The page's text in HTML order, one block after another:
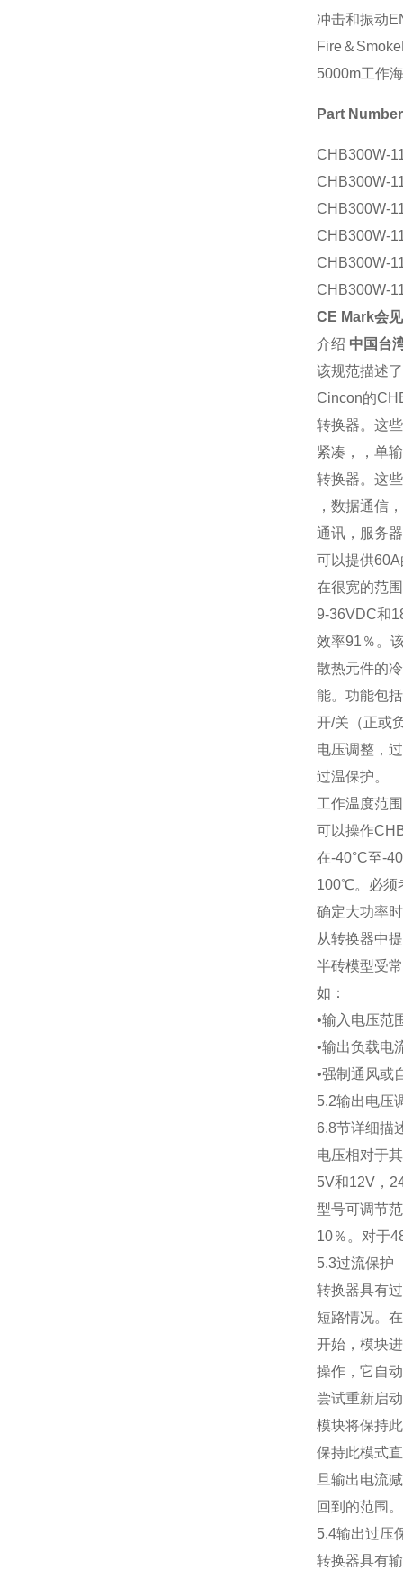
冲击和振动
Fire＆ Smoke
5000m工作
Part Number
CHB300W-
CHB300W-
CHB300W-
CHB300W-
CHB300W-
CHB300W-
CE Mark会见
介绍 中国台
该规范描述
Cincon的
转换器。这
紧凑，，单
转换器。这
，数据通信
通讯，服务
可以提供60A
在很宽的范
9-36VDC和
效率91 ％。
散热元件的
能。功能包
开/关（正或
电压调整，
过温保护。
工作温度范围
可以操作
在-40°C至-40
100℃。必须
确定大功率
从转换器中
半砖模型受
如：
•输入电压范
•输出负载电
•强制通风或
5.2输出电压
6.8节详细描
电压相对于
5V和12V，
型号可调节
10％。对于
5.3过流保护
转换器具有
短路情况。
开始，模块
操作，它自
尝试重新启
模块将保持
保持此模式
旦输出电流
回到的范围。
5.4输出过压
转换器具有